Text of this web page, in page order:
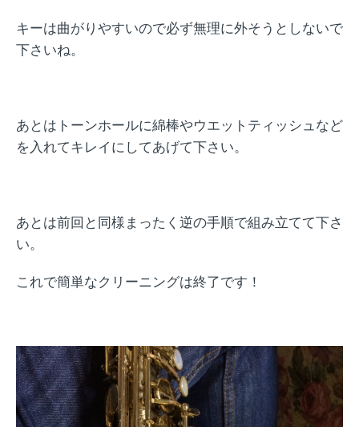
キーは曲がりやすいので必ず無理に外そうとしないで
下さいね。
あとはトーンホールに綿棒やウエットティッシュなど
を入れてキレイにしてあげて下さい。
あとは前回と同様まったく逆の手順で組み立てて下さ
い。
これで簡単なクリーニングは終了です！